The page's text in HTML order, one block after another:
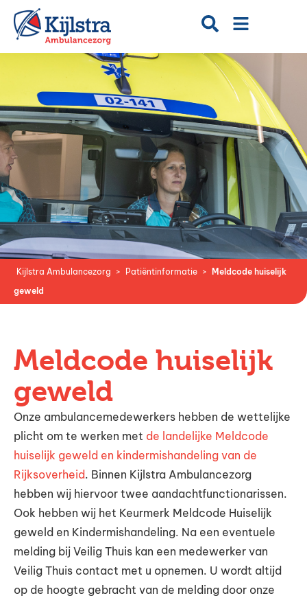
Kijlstra Ambulancezorg > Patiëntinformatie >
Meldcode huiselijk
geweld
Meldcode huiselijk
geweld
Onze ambulancemedewerkers hebben de wettelijke
plicht om te werken met de landelijke Meldcode
huiselijk geweld en kindermishandeling van de
Rijksoverheid. Binnen Kijlstra Ambulancezorg
hebben wij hiervoor twee aandachtfunctionarissen.
Ook hebben wij het Keurmerk Meldcode Huiselijk
geweld en Kindermishandeling. Na een eventuele
melding bij Veilig Thuis kan een medewerker van
Veilig Thuis contact met u opnemen. U wordt altijd
op de hoogte gebracht van de melding door onze